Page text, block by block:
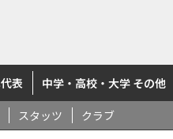
表 中学・高校・大学 その他
スタッツ
クラブ